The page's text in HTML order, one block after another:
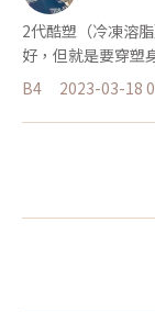
2代酷塑（冷凍溶
好，但就是要穿塑
B4
2023-03-18